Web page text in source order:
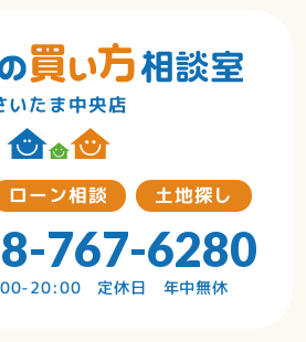
いたま中央店
ローン相談 土地探し
767-6280
20:00 定休日 年中無休